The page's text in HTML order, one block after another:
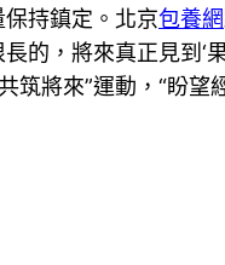
持鎮定。北京包養網
的，將來真正見到‘
將來”運動，“盼